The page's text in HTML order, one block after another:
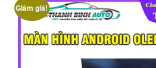
Giảm giá!